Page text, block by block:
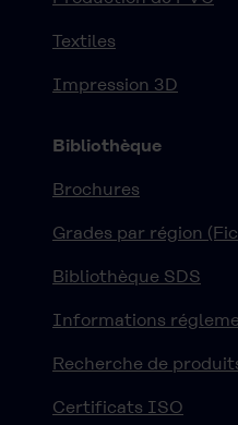
Textiles
Impression 3D
Bibliothèque
Brochures
Grades par région
Bibliothèque SDS
Informations
Recherche de
Certificats ISO